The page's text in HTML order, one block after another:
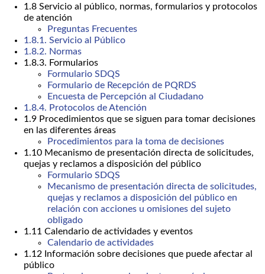
1.8 Servicio al público, normas, formularios y protocolos
de atención
Preguntas Frecuentes
1.8.1. Servicio al Público
1.8.2. Normas
1.8.3. Formularios
Formulario SDQS
Formulario de Recepción de PQRDS
Encuesta de Percepción al Ciudadano
1.8.4. Protocolos de Atención
1.9 Procedimientos que se siguen para tomar decisiones
en las diferentes áreas
Procedimientos para la toma de decisiones
1.10 Mecanismo de presentación directa de solicitudes,
quejas y reclamos a disposición del público
Formulario SDQS
Mecanismo de presentación directa de solicitudes,
quejas y reclamos a disposición del público en
relación con acciones u omisiones del sujeto
obligado
1.11 Calendario de actividades y eventos
Calendario de actividades
1.12 Información sobre decisiones que puede afectar al
público